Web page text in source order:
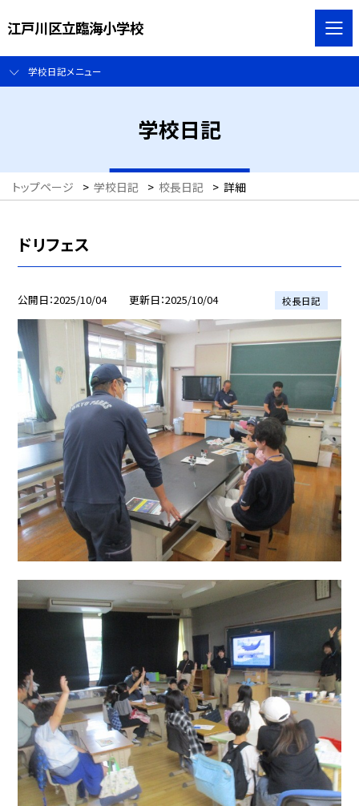
江戸川区立臨海小学校
学校日記メニュー
学校日記
トップページ > 学校日記 > 校長日記 > 詳細
ドリフェス
公開日 2025/10/04 更新日 2025/10/04 校長日記